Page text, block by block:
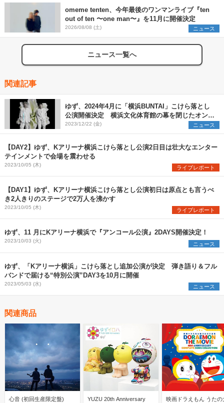
omeme tenten、今年最後のワンマンライブ『ten
out of ten 〜one man〜』を11月に開催決定
2026/08/08 (土) ニュース
ニュース一覧へ
関連記事
ゆず、2024年4月に「横浜BUNTAI」こけら落とし
公演開催決定 横浜文化体育館の幕を閉じたオンラ
インツアーのコンセプトを再構築
2023/12/22 (金) ニュース
【DAY2】ゆず、Kアリーナ横浜こけら落とし公演2日目は壮大なエンター
テインメントで会場を震わせる
2023/10/05 (木) ライブレポート
【DAY1】ゆず、Kアリーナ横浜こけら落とし公演初日は原点とも言うべ
き2人きりのステージで2万人を沸かす
2023/10/05 (木) ライブレポート
ゆず、11 月にKアリーナ横浜で『アンコール公演』2DAYS開催決定！
2023/10/03 (火) ニュース
ゆず、「Kアリーナ横浜」こけら落とし追加公演が決定 弾き語り＆フル
バンドで届ける“特別公演”DAY3を10月に開催
2023/05/03 (水) ニュース
関連商品
心音 (初回生産限定盤)
YUZU 20th Anniversary
映画ドラえもん うたの